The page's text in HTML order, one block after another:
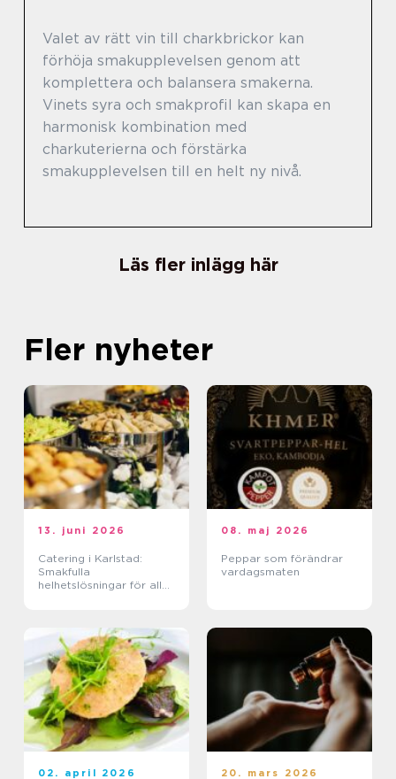
Valet av rätt vin till charkbrickor kan
förhöja smakupplevelsen genom att
komplettera och balansera smakerna.
Vinets syra och smakprofil kan skapa en
harmonisk kombination med
charkuterierna och förstärka
smakupplevelsen till en helt ny nivå.
Läs fler inlägg här
Fler nyheter
13. juni 2026
Catering i Karlstad:
Smakfulla
helhetslösningar för alla
08. maj 2026
Peppar som förändrar
vardagsmaten
02. april 2026 20. mars 2026